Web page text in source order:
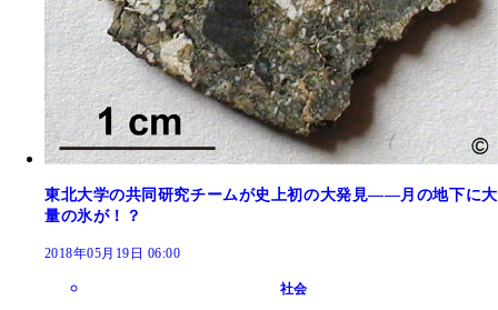
東北大学の共同研究チームが史上初の大発見――月の地下に大
量の氷が！？
2018年05月19日 06:00
社会